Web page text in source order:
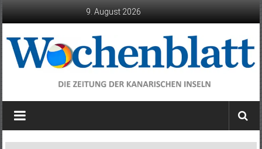
9. August 2026
Wochenblatt
die